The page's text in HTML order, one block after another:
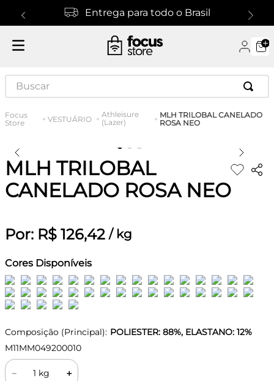
Entrega para todo o Brasil
Buscar
VESTUÁRIO
Athleisure
(Lazer)
MLH TRILOBAL CANELADO
ROSA NEO
MLH TRILOBAL
CANELADO ROSA NEO
Por: R$ 126,42 / kg
Cores Disponíveis
Composição (Principal): POLIESTER: 88%, ELASTANO: 12%
M11MM049200010
＋
－